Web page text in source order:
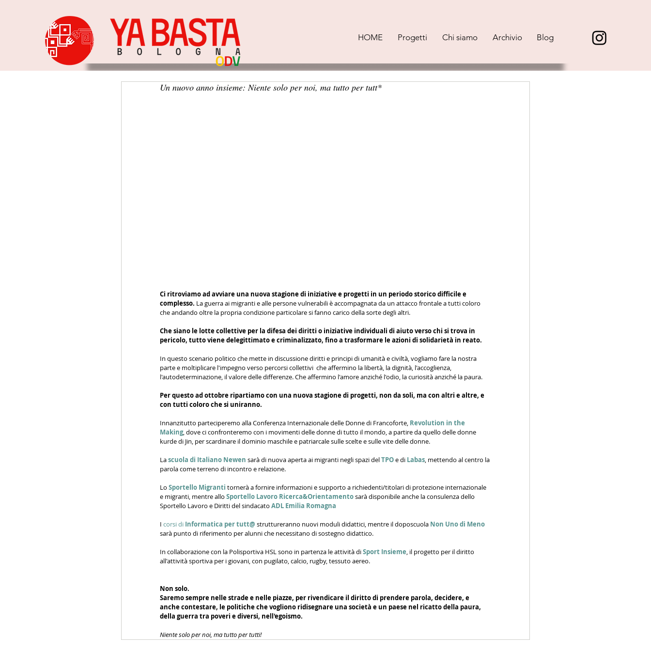
HOME Progetti Chi siamo Archivio Blog
Un nuovo anno insieme: Niente solo per noi, ma tutto per tutt*
Ci ritroviamo ad avviare una nuova stagione di iniziative e progetti in un periodo storico difficile e
complesso. La guerra ai migranti e alle persone vulnerabili è accompagnata da un attacco frontale a tutti coloro
che andando oltre la propria condizione particolare si fanno carico della sorte degli altri.
Che siano le lotte collettive per la difesa dei diritti o iniziative individuali di aiuto verso chi si trova in
pericolo, tutto viene delegittimato e criminalizzato, fino a trasformare le azioni di solidarietà in reato.
In questo scenario politico che mette in discussione diritti e principi di umanità e civiltà, vogliamo fare la nostra
parte e moltiplicare l'impegno verso percorsi collettivi  che affermino la libertà, la dignità, l'accoglienza,
l'autodeterminazione, il valore delle differenze. Che affermino l'amore anziché l'odio, la curiosità anziché la paura.
Per questo ad ottobre ripartiamo con una nuova stagione di progetti, non da soli, ma con altri e altre, e
con tutti coloro che si uniranno.
Innanzitutto parteciperemo alla Conferenza Internazionale delle Donne di Francoforte, Revolution in the
Making, dove ci confronteremo con i movimenti delle donne di tutto il mondo, a partire da quello delle donne
kurde di Jin, per scardinare il dominio maschile e patriarcale sulle scelte e sulle vite delle donne.
La scuola di Italiano Newen sarà di nuova aperta ai migranti negli spazi del TPO e di Labas, mettendo al centro la
parola come terreno di incontro e relazione.
Lo Sportello Migranti tornerà a fornire informazioni e supporto a richiedenti/titolari di protezione internazionale
e migranti, mentre allo Sportello Lavoro Ricerca&Orientamento sarà disponibile anche la consulenza dello
Sportello Lavoro e Diritti del sindacato ADL Emilia Romagna
I corsi di Informatica per tutt@ struttureranno nuovi moduli didattici, mentre il doposcuola Non Uno di Meno
sarà punto di riferimento per alunni che necessitano di sostegno didattico.
In collaborazione con la Polisportiva HSL sono in partenza le attività di Sport Insieme, il progetto per il diritto
all'attività sportiva per i giovani, con pugilato, calcio, rugby, tessuto aereo.
Non solo.
Saremo sempre nelle strade e nelle piazze, per rivendicare il diritto di prendere parola, decidere, e
anche contestare, le politiche che vogliono ridisegnare una società e un paese nel ricatto della paura,
della guerra tra poveri e diversi, nell'egoismo.
Niente solo per noi, ma tutto per tutti!